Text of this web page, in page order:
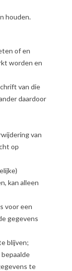
houden.
of en
worden en
van die
daardoor
van
op
kan alleen
voor een
gegevens
blijven;
te